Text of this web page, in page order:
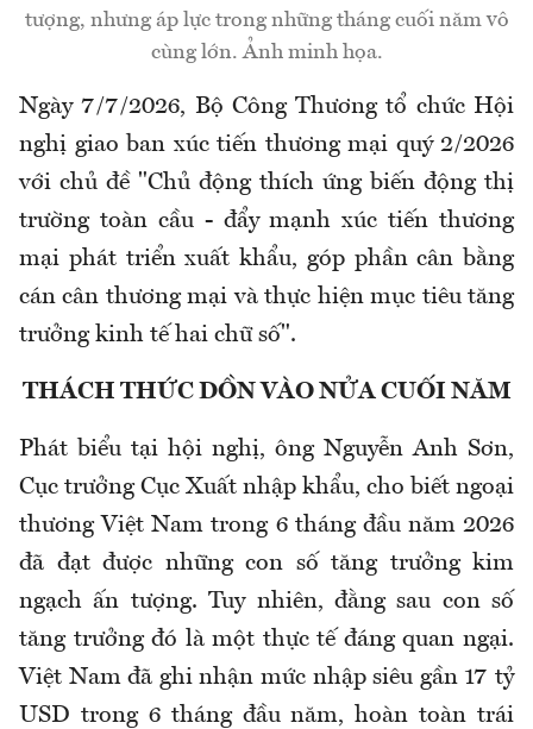
tượng, nhưng áp lực trong những tháng cuối năm vô
cùng lớn. Ảnh minh họa.
Ngày 7/7/2026, Bộ Công Thương tổ chức Hội
nghị giao ban xúc tiến thương mại quý 2/2026
với chủ đề "Chủ động thích ứng biến động thị
trường toàn cầu - đẩy mạnh xúc tiến thương
mại phát triển xuất khẩu, góp phần cân bằng
cán cân thương mại và thực hiện mục tiêu tăng
trưởng kinh tế hai chữ số".
THÁCH THỨC DỒN VÀO NỬA CUỐI NĂM
Phát biểu tại hội nghị, ông Nguyễn Anh Sơn,
Cục trưởng Cục Xuất nhập khẩu, cho biết ngoại
thương Việt Nam trong 6 tháng đầu năm 2026
đã đạt được những con số tăng trưởng kim
ngạch ấn tượng. Tuy nhiên, đằng sau con số
tăng trưởng đó là một thực tế đáng quan ngại.
Việt Nam đã ghi nhận mức nhập siêu gần 17 tỷ
USD trong 6 tháng đầu năm, hoàn toàn trái